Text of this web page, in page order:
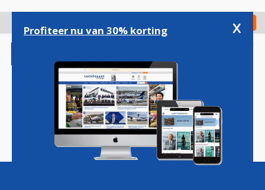
gaan
Check in
Magazine Podcasts Vacatures
Profiteer nu van 30% korting x